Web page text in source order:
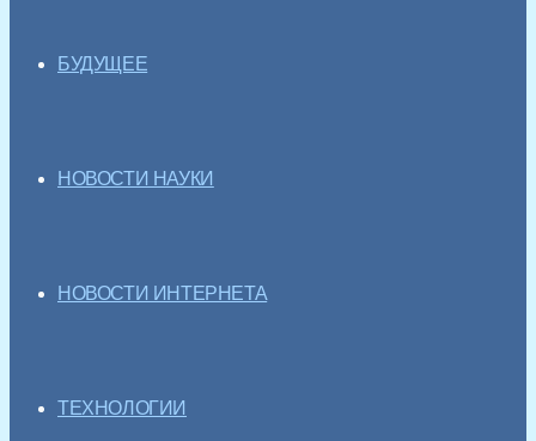
БУДУЩЕЕ
НОВОСТИ НАУКИ
НОВОСТИ ИНТЕРНЕТА
ТЕХНОЛОГИИ